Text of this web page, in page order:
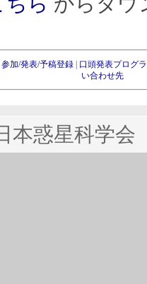
参加/発表/予稿登録
口頭発表プログ
い合わせ先
本惑星科学会